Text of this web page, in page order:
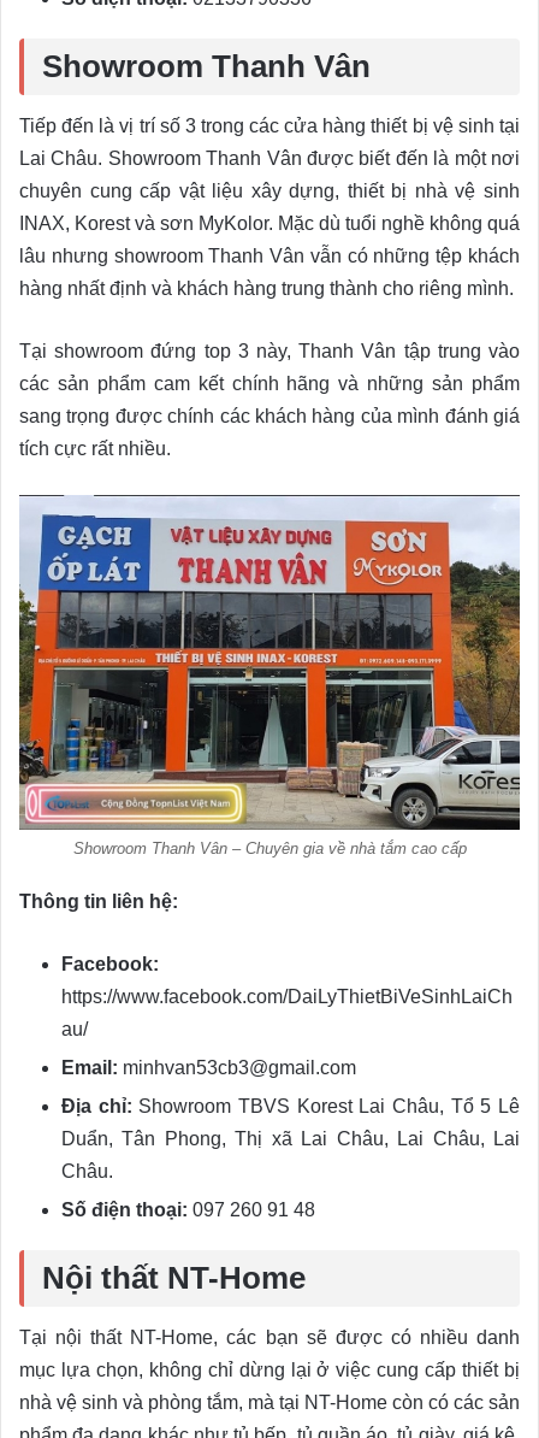
Showroom Thanh Vân
Tiếp đến là vị trí số 3 trong các cửa hàng thiết bị vệ sinh tại
Lai Châu. Showroom Thanh Vân được biết đến là một nơi
chuyên cung cấp vật liệu xây dựng, thiết bị nhà vệ sinh
INAX, Korest và sơn MyKolor. Mặc dù tuổi nghề không quá
lâu nhưng showroom Thanh Vân vẫn có những tệp khách
hàng nhất định và khách hàng trung thành cho riêng mình.
Tại showroom đứng top 3 này, Thanh Vân tập trung vào
các sản phẩm cam kết chính hãng và những sản phẩm
sang trọng được chính các khách hàng của mình đánh giá
tích cực rất nhiều.
Showroom Thanh Vân – Chuyên gia về nhà tắm cao cấp
Thông tin liên hệ:
Facebook:
https://www.facebook.com/DaiLyThietBiVeSinhLaiCh
au/
Email: minhvan53cb3@gmail.com
Địa chỉ: Showroom TBVS Korest Lai Châu, Tổ 5 Lê
Duẩn, Tân Phong, Thị xã Lai Châu, Lai Châu, Lai
Châu.
Số điện thoại: 097 260 91 48
Nội thất NT-Home
Tại nội thất NT-Home, các bạn sẽ được có nhiều danh
mục lựa chọn, không chỉ dừng lại ở việc cung cấp thiết bị
nhà vệ sinh và phòng tắm, mà tại NT-Home còn có các sản